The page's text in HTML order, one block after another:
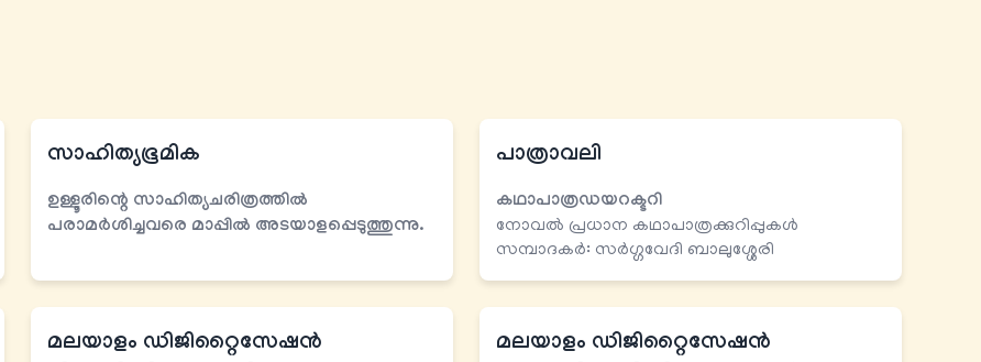
സാഹിത്യഭൂമിക
ഉള്ളൂരിന്റെ സാഹിത്യചരിത്രത്തില്‍
പരാമര്‍ശിച്ചവരെ മാപ്പില്‍ അടയാളപ്പെടുത്തുന്നു.
പാത്രാവലി
കഥാപാത്രഡയറക്ടറി
നോവല്‍ പ്രധാന കഥാപാത്രക്കുറിപ്പുകള്‍
സമ്പാദകർ: സര്‍ഗ്ഗവേദി ബാലുശ്ശേരി
മലയാളം ഡിജിറ്റൈസേഷന്‍
മലയാളം ഡിജിറ്റൈസേഷന്‍